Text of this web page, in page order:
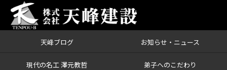
天峰ブログ お知らせ・ニュース
現代の名工 澤元教哲 弟子へのこだわり
ブログ 名工のカンナ削りに歓声の見出しで新聞掲載